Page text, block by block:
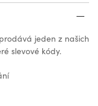
jeden z našich
slevové kódy.